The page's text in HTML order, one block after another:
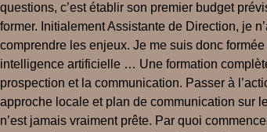
questions, c’est établir son premier budget
former. Initialement Assistante de Direction, je
comprendre les enjeux. Je me suis donc
intelligence artificielle … Une formation
prospection et la communication. Passer à
approche locale et plan de communication sur
n’est jamais vraiment prête. Par quoi